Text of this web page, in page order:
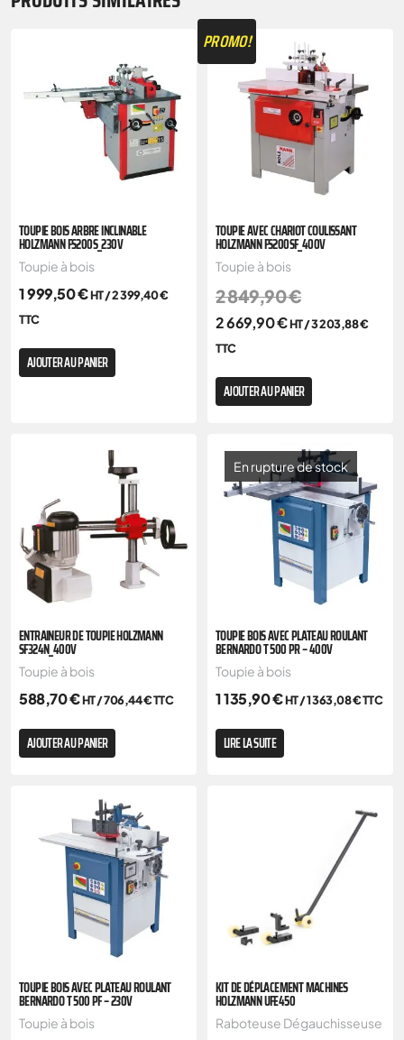
TOUPIE BOIS ARBRE INCLINABLE
HOLZMANN FS200S_230V
Toupie à bois
1 999,50€HT /2 399,40€
TTC
AJOUTER AU PANIER
PROMO!
TOUPIE AVEC CHARIOT COULISSANT
HOLZMANN FS200SF_400V
Toupie à bois
2 849,90€
2 669,90€HT /3 203,88€
TTC
AJOUTER AU PANIER
ENTRAINEUR DE TOUPIE HOLZMANN
SF324N_400V
Toupie à bois
588,70€HT /706,44€TTC
AJOUTER AU PANIER
En rupture de stock
TOUPIE BOIS AVEC PLATEAU ROULANT
BERNARDO T 500 PR – 400V
Toupie à bois
1 135,90€HT /1 363,08€TTC
LIRE LA SUITE
TOUPIE BOIS AVEC PLATEAU ROULANT
BERNARDO T 500 PF – 230V
Toupie à bois
KIT DE DÉPLACEMENT MACHINES
HOLZMANN UFE450
Raboteuse Dégauchisseuse